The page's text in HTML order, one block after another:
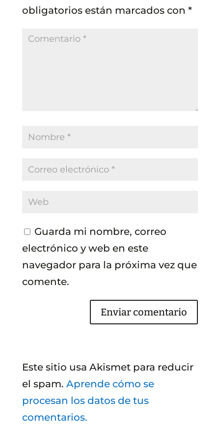
obligatorios están marcados con *
Guarda mi nombre, correo
electrónico y web en este
navegador para la próxima vez que
comente.
Este sitio usa Akismet para reducir
el spam. Aprende cómo se
procesan los datos de tus
comentarios.